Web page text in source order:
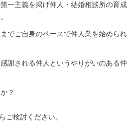
一主義を掲げ仲人・結婚相談所の育成
でご自身のペースで仲人業を始められ
謝される仲人というやりがいのある仲
？
ご検討ください。